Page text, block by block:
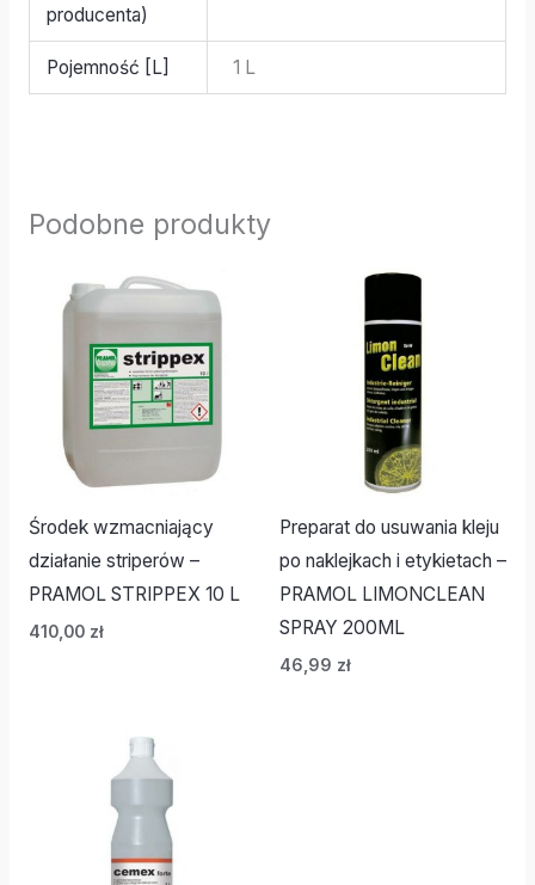
producenta)
Pojemność [L] 1 L
Podobne produkty
Środek wzmacniający
działanie striperów –
PRAMOL STRIPPEX 10 L
410,00 zł
Preparat do usuwania kleju
po naklejkach i etykietach –
PRAMOL LIMONCLEAN
SPRAY 200ML
46,99 zł